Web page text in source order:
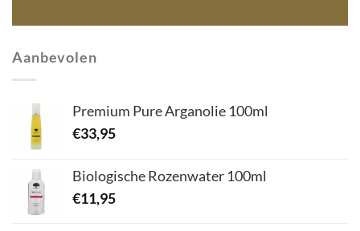
Aanbevolen
Premium Pure Arganolie 100ml
€33,95
Biologische Rozenwater 100ml
€11,95